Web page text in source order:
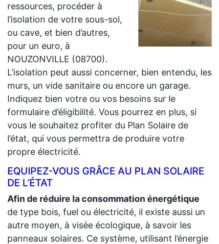
ressources, procéder à
l’isolation de votre sous-sol,
ou cave, et bien d’autres,
pour un euro, à
NOUZONVILLE (08700).
L’isolation peut aussi concerner, bien entendu, les
murs, un vide sanitaire ou encore un garage.
Indiquez bien votre ou vos besoins sur le
formulaire d’éligibilité. Vous pourrez en plus, si
vous le souhaitez profiter du Plan Solaire de
l’état, qui vous permettra de produire votre
propre électricité.
EQUIPEZ-VOUS GRÂCE AU PLAN SOLAIRE
DE L’ÉTAT
Afin de réduire la consommation énergétique
de type bois, fuel ou électricité, il existe aussi un
autre moyen, à visée écologique, à savoir les
panneaux solaires. Ce système, utilisant l’énergie